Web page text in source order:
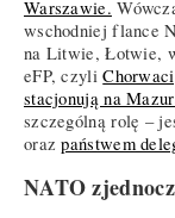
Warszawie.
wschodniej flance
na Litwie, Łotwie,
eFP, czyli
stacjonują na
szczególną rolę –
orazpaństwem
NATO